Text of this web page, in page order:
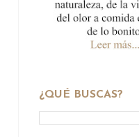
¿QUÉ BUSCAS?